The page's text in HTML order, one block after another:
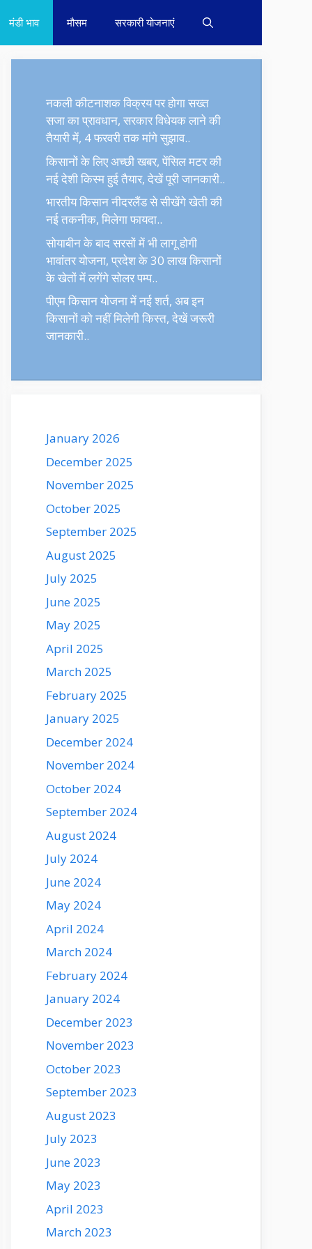
मंडी भाव मौसम सरकारी योजनाएं
नकली कीटनाशक विक्रय पर होगा सख्त
सजा का प्रावधान, सरकार विधेयक लाने की
तैयारी में, 4 फरवरी तक मांगे सुझाव..
किसानों के लिए अच्छी खबर, पेंसिल मटर की
नई देशी किस्म हुई तैयार, देखें पूरी जानकारी..
भारतीय किसान नीदरलैंड से सीखेंगे खेती की
नई तकनीक, मिलेगा फायदा..
सोयाबीन के बाद सरसों में भी लागू होगी
भावांतर योजना, प्रदेश के 30 लाख किसानों
के खेतों में लगेंगे सोलर पम्प..
पीएम किसान योजना में नई शर्त, अब इन
किसानों को नहीं मिलेगी किस्त, देखें जरूरी
जानकारी..
January 2026
December 2025
November 2025
October 2025
September 2025
August 2025
July 2025
June 2025
May 2025
April 2025
March 2025
February 2025
January 2025
December 2024
November 2024
October 2024
September 2024
August 2024
July 2024
June 2024
May 2024
April 2024
March 2024
February 2024
January 2024
December 2023
November 2023
October 2023
September 2023
August 2023
July 2023
June 2023
May 2023
April 2023
March 2023